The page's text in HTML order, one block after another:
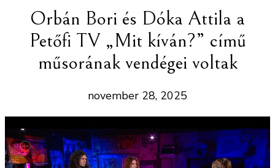
Orbán Bori és Dóka Attila a
Petőfi TV „Mit kíván?” című
műsorának vendégei voltak
november 28, 2025